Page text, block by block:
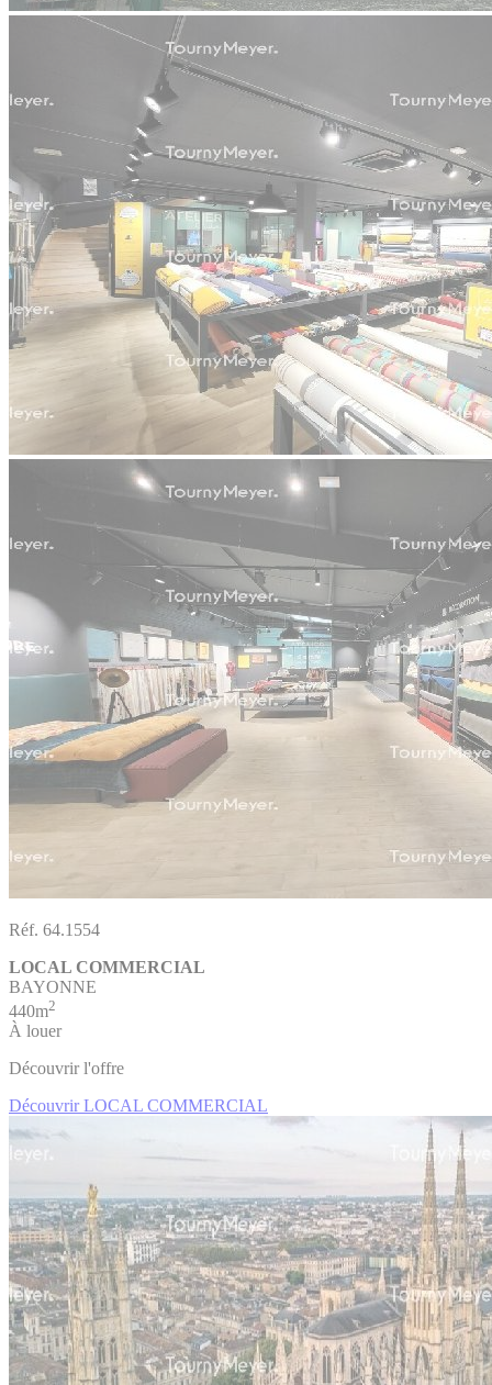
Réf. 64.1554
LOCAL COMMERCIAL
BAYONNE
440m2
À louer
Découvrir l'offre
Découvrir LOCAL COMMERCIAL